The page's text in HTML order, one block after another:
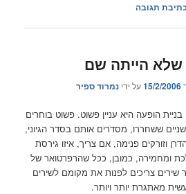
כתיבת תגובה
הייתה שם
15/2/2006על ידינמרוד ספיר
הופעה היא עניין פשוט. פשוט בוחרים
ששחררו, מסדרים אותם בסדר הגיוני,
וזורקים פנימה, אם צריך, איזו גירסת
ומחמירה, כמובן, ככל שהרפרטואר של
שירים צריכים לפנות את מקומם לשירים
מאתגרת יותר ויותר.